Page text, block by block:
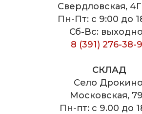
Свердловская, 4Г
Пн-Пт: с 9:00 до
Сб-Вс:
8 (391) 276-38-
СКЛАД
Село
Московская,
Пн-пт: с 9.00 до